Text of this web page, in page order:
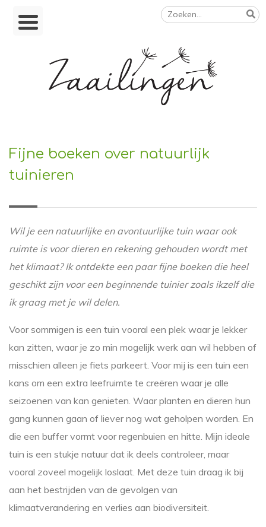
Skip
Zoeken
naar:
Fijne boeken over natuurlijk
tuinieren
Wil je een natuurlijke en avontuurlijke tuin waar ook
ruimte is voor dieren en rekening gehouden wordt met
het klimaat? Ik ontdekte een paar fijne boeken die heel
geschikt zijn voor een beginnende tuinier zoals ikzelf die
ik graag met je wil delen.
Voor sommigen is een tuin vooral een plek waar je lekker
kan zitten, waar je zo min mogelijk werk aan wil hebben of
misschien alleen je fiets parkeert. Voor mij is een tuin een
kans om een extra leefruimte te creëren waar je alle
seizoenen van kan genieten. Waar planten en dieren hun
gang kunnen gaan of liever nog wat geholpen worden. En
die een buffer vormt voor regenbuien en hitte. Mijn ideale
tuin is een stukje natuur dat ik deels controleer, maar
vooral zoveel mogelijk loslaat. Met deze tuin draag ik bij
aan het bestrijden van de gevolgen van
klimaatverandering en verlies aan biodiversiteit.